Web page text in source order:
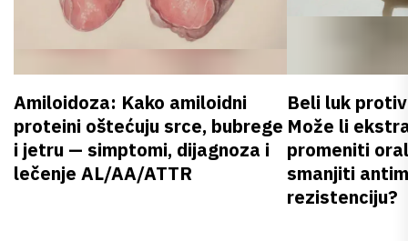
Amiloidoza: Kako amiloidni
proteini oštećuju srce, bubrege
i jetru — simptomi, dijagnoza i
lečenje AL/AA/ATTR
Beli luk
Može li
promeniti
smanjiti
rezistenciju?